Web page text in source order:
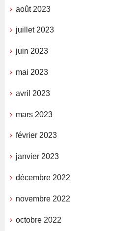
août 2023
juillet 2023
juin 2023
mai 2023
avril 2023
mars 2023
février 2023
janvier 2023
décembre 2022
novembre 2022
octobre 2022